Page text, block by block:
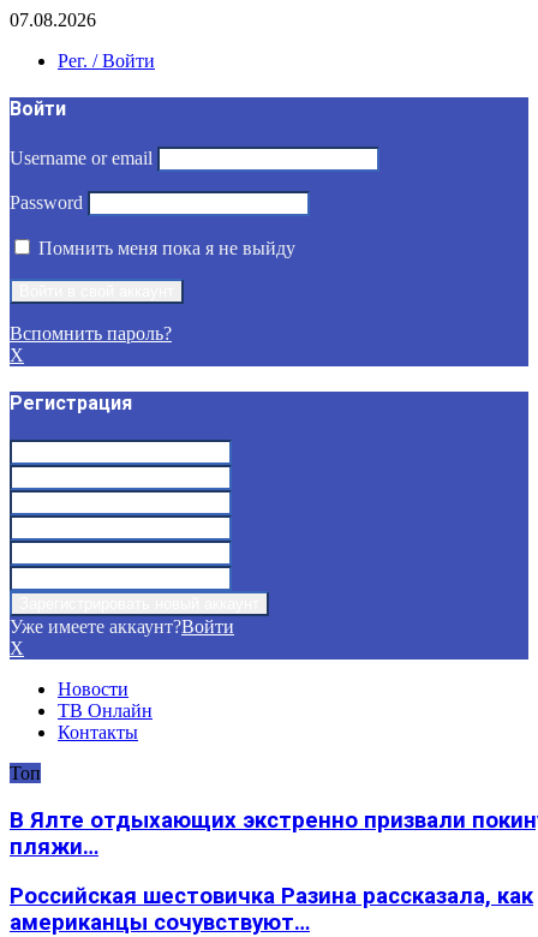
07.08.2026
Рег. / Войти
Войти
Username or email
Password
Помнить меня пока я не выйду
Вспомнить пароль?
X
Регистрация
Уже имеете аккаунт?Войти
X
Новости
ТВ Онлайн
Контакты
Топ
В Ялте отдыхающих экстренно призвали
пляжи…
Российская шестовичка Разина рассказала, как
американцы сочувствуют…